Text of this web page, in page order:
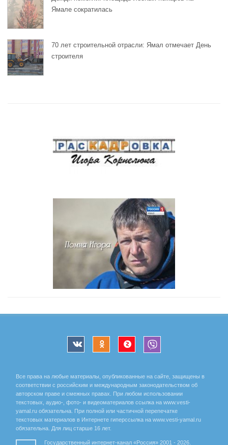
Ямале сократилась
70 лет строительной отрасли: Ямал отмечает День
строителя
Все права на любые материалы, опубликованные на сайте, защищены в
соответствии с российским и международным законодательством об
авторском праве и смежных правах. При любом использовании
текстовых, аудио-, фото- и видеоматериалов ссылка на www.vesti-
yamal.ru обязательна. При полной или частичной перепечатке
текстовых материалов в Интернете гиперссылка на www.vesti-yamal.ru
обязательна. Для лиц старше 16 лет.
Государственный интернет-канал «Россия» 2001 - 2026.